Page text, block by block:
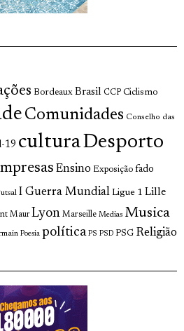
Bordeaux Brasil CCP Ciclismo
Comunidades Conselho das
19 culturaDesporto
Ensino Exposição fado
I Guerra Mundial Ligue 1 Lille
Maur Lyon Marseille Medias Musica
Poesia política PS PSD PSG Religião